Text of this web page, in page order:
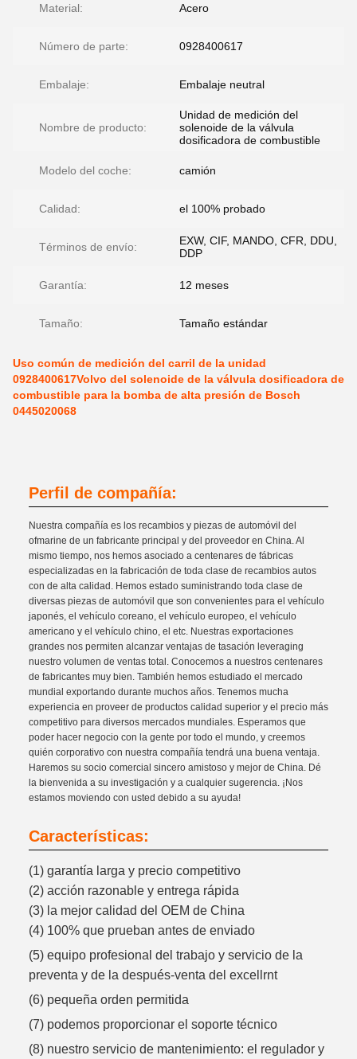
Material: Acero
Número de parte: 0928400617
Embalaje: Embalaje neutral
Nombre de producto:
Unidad de medición del
solenoide de la válvula
dosificadora de combustible
Modelo del coche: camión
Calidad: el 100% probado
Términos de envío:
EXW, CIF, MANDO, CFR, DDU,
DDP
Garantía: 12 meses
Tamaño: Tamaño estándar
Uso común de medición del carril de la unidad
0928400617Volvo del solenoide de la válvula dosificadora de
combustible para la bomba de alta presión de Bosch
0445020068
Perfil de compañía:
Nuestra compañía es los recambios y piezas de automóvil del
ofmarine de un fabricante principal y del proveedor en China. Al
mismo tiempo, nos hemos asociado a centenares de fábricas
especializadas en la fabricación de toda clase de recambios autos
con de alta calidad. Hemos estado suministrando toda clase de
diversas piezas de automóvil que son convenientes para el vehículo
japonés, el vehículo coreano, el vehículo europeo, el vehículo
americano y el vehículo chino, el etc. Nuestras exportaciones
grandes nos permiten alcanzar ventajas de tasación leveraging
nuestro volumen de ventas total. Conocemos a nuestros centenares
de fabricantes muy bien. También hemos estudiado el mercado
mundial exportando durante muchos años. Tenemos mucha
experiencia en proveer de productos calidad superior y el precio más
competitivo para diversos mercados mundiales. Esperamos que
poder hacer negocio con la gente por todo el mundo, y creemos
quién corporativo con nuestra compañía tendrá una buena ventaja.
Haremos su socio comercial sincero amistoso y mejor de China. Dé
la bienvenida a su investigación y a cualquier sugerencia. ¡Nos
estamos moviendo con usted debido a su ayuda!
Características:
(1) garantía larga y precio competitivo
(2) acción razonable y entrega rápida
(3) la mejor calidad del OEM de China
(4) 100% que prueban antes de enviado
(5) equipo profesional del trabajo y servicio de la
preventa y de la después-venta del excellrnt
(6) pequeña orden permitida
(7) podemos proporcionar el soporte técnico
(8) nuestro servicio de mantenimiento: el regulador y